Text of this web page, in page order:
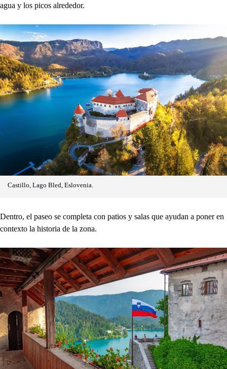
agua y los picos alrededor.
Castillo, Lago Bled, Eslovenia.
Dentro, el paseo se completa con patios y salas que ayudan a poner en
contexto la historia de la zona.